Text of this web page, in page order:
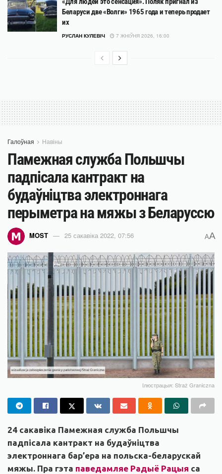
Беларуси две «Волги» 1965 года и теперь продает
их
РУСЛАН КУЛЕВІЧ 7 ЖНІЎНЯ 2026, 16:00
Галоўная Навіны
Памежная служба Польшчы
падпісала кантракт на
будаўніцтва электроннага
перыметра на мяжы з Беларуссю
MOST 25 сакавіка 2022, 07:56 AA
Ілюстрацыя: Straż Graniczna
24 сакавіка Памежная служба Польшчы
падпісала кантракт на будаўніцтва
электроннага бар’ера на польска-беларускай
мяжы. Пра гэта паведамляе Радыё Рацыя са